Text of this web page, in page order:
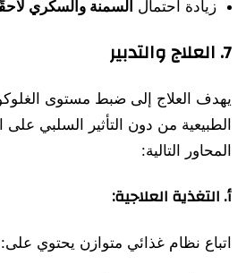
زيادة احتمال السمنة والسكري
7. العلاج والتدبير
يهدف العلاج إلى ضبط مستوى
الطبيعية من دون التأثير السلبي على
المحاور التالية:
أ.التغذية العلاجية:
اتباع نظام غذائي متوازن يحتوي على: